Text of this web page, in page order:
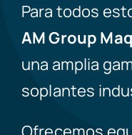
Para todos
AM Group
una amplia
soplantes